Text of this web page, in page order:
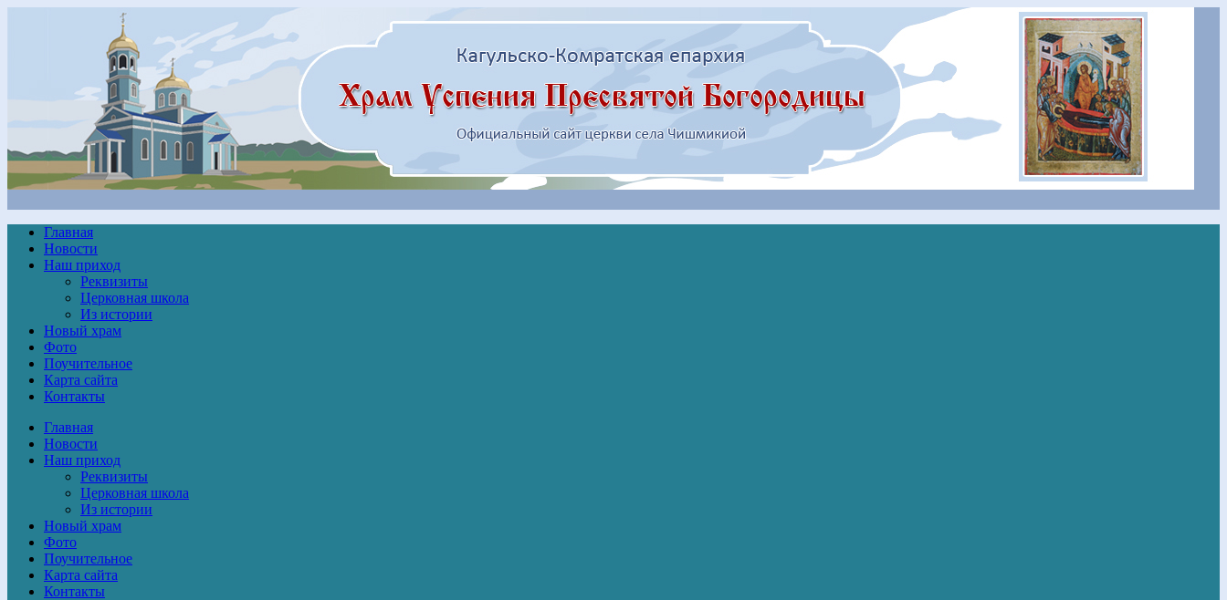
Главная
Новости
Наш приход
Реквизиты
Церковная школа
Из истории
Новый храм
Фото
Поучительное
Карта сайта
Контакты
Главная
Новости
Наш приход
Реквизиты
Церковная школа
Из истории
Новый храм
Фото
Поучительное
Карта сайта
Контакты